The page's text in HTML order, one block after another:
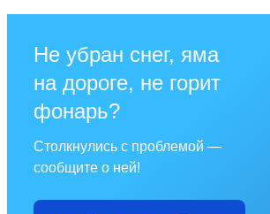
Не убран снег, яма
на дороге, не горит
фонарь?
Столкнулись с проблемой —
сообщите о ней!